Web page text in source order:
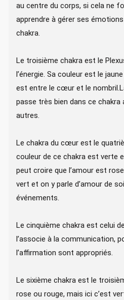
au centre du corps, si cela ne
apprendre à gérer ses
chakra.
Le troisième chakra est le
l’énergie. Sa couleur est le
est entre le cœur et le
passe très bien dans ce chakra
autres.
Le chakra du cœur est le
couleur de ce chakra est verte
peut croire que l’amour est
vert et on y parle d’amour de
événements.
Le cinquième chakra est celui
l’associe à la communication,
l’affirmation sont appropriés.
Le sixième chakra est le
rose ou rouge, mais ici c’est